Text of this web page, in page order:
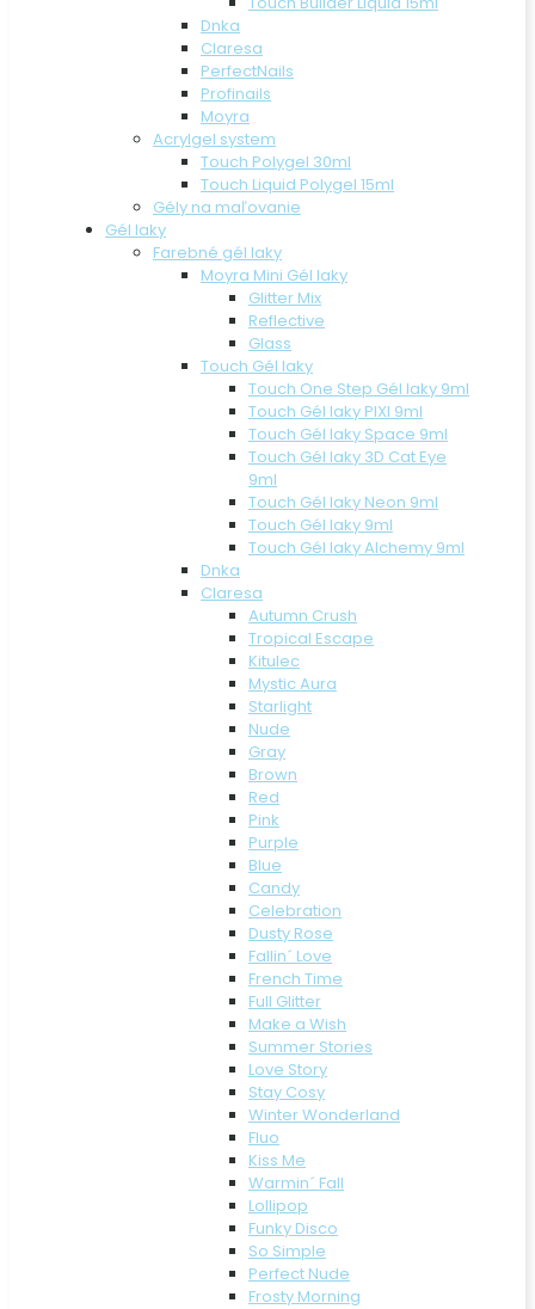
Dnka
Claresa
PerfectNails
Profinails
Moyra
Acrylgel system
Touch Polygel 30ml
Touch Liquid Polygel 15ml
Gély na maľovanie
Gél laky
Farebné gél laky
Moyra Mini Gél laky
Glitter Mix
Reflective
Glass
Touch Gél laky
Touch One Step Gél laky 9ml
Touch Gél laky PIXI 9ml
Touch Gél laky Space 9ml
Touch Gél laky 3D Cat Eye
9ml
Touch Gél laky Neon 9ml
Touch Gél laky 9ml
Touch Gél laky Alchemy 9ml
Dnka
Claresa
Autumn Crush
Tropical Escape
Kitulec
Mystic Aura
Starlight
Nude
Gray
Brown
Red
Pink
Purple
Blue
Candy
Celebration
Dusty Rose
Fallin´ Love
French Time
Full Glitter
Make a Wish
Summer Stories
Love Story
Stay Cosy
Winter Wonderland
Fluo
Kiss Me
Warmin´ Fall
Lollipop
Funky Disco
So Simple
Perfect Nude
Frosty Morning